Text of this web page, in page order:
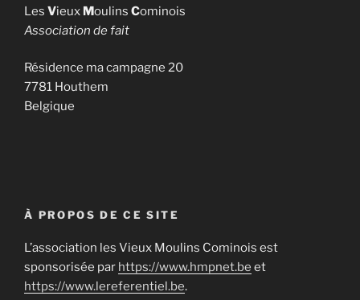
Les Vieux Moulins Cominois
Association de fait
Résidence ma campagne 20
7781 Houthem
Belgique
À PROPOS DE CE SITE
L’association les Vieux Moulins Cominois est
sponsorisée par https://www.hmpnet.be et
https://www.lereferentiel.be.